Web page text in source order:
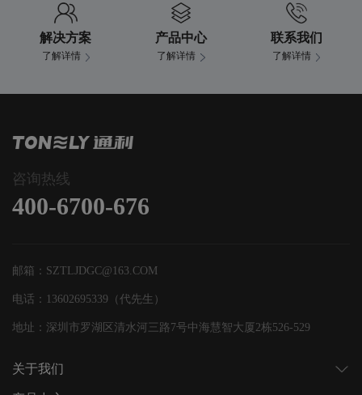
解决方案
了解详情
产品中心
了解详情
联系我们
了解详情
关于我们
咨询热线
400-6700-676
邮箱：SZTLJDGC@163.COM
电话：13602695339（代先生）
地址：深圳市罗湖区清水河三路7号中海慧智大厦2栋526-529